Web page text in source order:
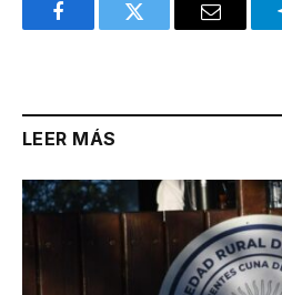
FacebookTwitter Email
LEER MÁS